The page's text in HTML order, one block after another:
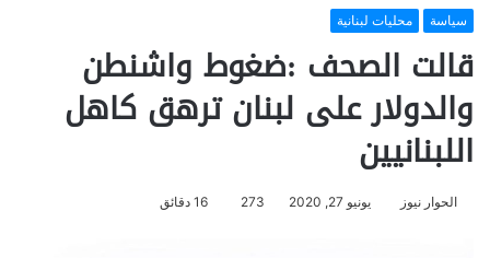
سياسة محليات لبنانية
قالت الصحف :ضغوط واشنطن
والدولار على لبنان ترهق كاهل
اللبنانيين
الحوار نيوز يونيو 27, 2020 273